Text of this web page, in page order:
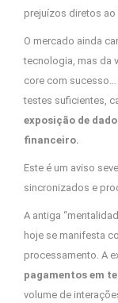
prejuízos diretos ao
O mercado ainda
tecnologia, mas da
core com sucesso…
testes suficientes,
exposição de
financeiro.
Este é um aviso
sincronizados e
A antiga
hoje se manifesta
processamento. A
pagamentos em
volume de